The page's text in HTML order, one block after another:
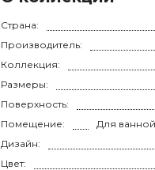
Страна:
Производитель:
Коллекция:
Размеры:
Поверхность:
Помещение:
Дизайн:
Цвет: